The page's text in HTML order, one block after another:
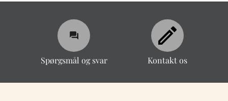
Spørgsmål og svar
Spørgsmål og svar
Kontakt os
Kontakt os